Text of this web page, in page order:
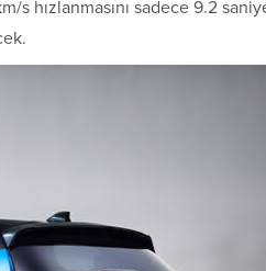
s hızlanmasını sadece 9.2